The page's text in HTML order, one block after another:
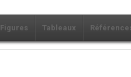
Figures Tableaux